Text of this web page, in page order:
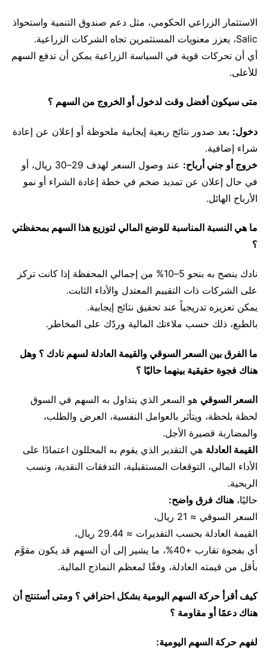
الاستثمار الزراعي الحكومي، مثل دعم صندوق التنمية واستحواذ
Salic، يعزز معنويات المستثمرين تجاه الشركات الزراعية.
أي أن تحركات قوية في السياسة الزراعية يمكن أن تدفع السهم
للأعلى.
متى سيكون أفضل وقت لدخول أو الخروج من السهم ؟
دخول: بعد صدور نتائج ربعية إيجابية ملحوظة أو إعلان عن إعادة
شراء إضافية.
خروج أو جني أرباح:
عند وصول السعر لهدف 29–30 ريال، أو
في حال إعلان عن تمديد ضخم في خطة إعادة الشراء أو نمو
الأرباح الهائل.
ما هي النسبة المناسبة للوضع المالي لتوزيع هذا السهم بمحفظتي
؟
نادك ينصح به بنحو 5–10% من إجمالي المحفظة إذا كانت تركز
على الشركات ذات التقييم المعتدل والأداء الثابت.
يمكن تعزيزه تدريجياً عند تحقيق نتائج إيجابية.
بالطبع، ذلك حسب ملاءتك المالية وردّك على المخاطر.
ما الفرق بين السعر السوقي والقيمة العادلة لسهم نادك ؟ وهل
هناك فجوة حقيقية بينهما حاليًا ؟
السعر السوقي هو السعر الذي يتداول به السهم في السوق
لحظة بلحظة، ويتأثر بالعوامل النفسية، العرض والطلب،
والمضاربة قصيرة الأجل.
القيمة العادلة هي التقدير الذي يقوم به المحللون اعتمادًا على
الأداء المالي، التوقعات المستقبلية، التدفقات النقدية، ونسب
الربحية.
حاليًا، هناك فرق واضح:
السعر السوقي ≈ 21 ريال،
القيمة العادلة بحسب التقديرات ≈ 29.44 ريال،
أي بفجوة تقارب +40%، ما يشير إلى أن السهم قد يكون مقوَّم
بأقل من قيمته العادلة، وفقًا لمعظم النماذج المالية.
كيف أقرأ حركة السهم اليومية بشكل احترافي ؟ ومتى أستنتج أن
هناك دعمًا أو مقاومة ؟
لفهم حركة السهم اليومية: